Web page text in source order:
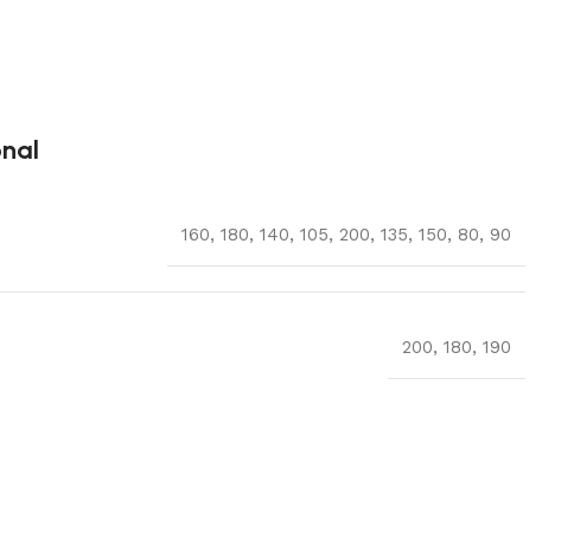
160, 180, 140, 105, 200, 135, 150, 80, 90
200, 180, 190